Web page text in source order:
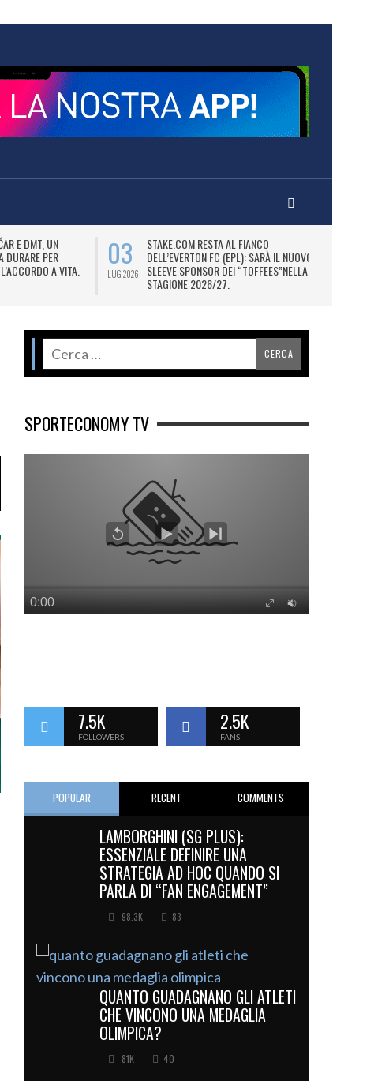
E DMT, UN
DURARE PER
A VITA.
03
LUG 2026
STAKE.COM RESTA AL FIANCO
DELL’EVERTON FC (EPL): SARÀ IL NUOVO
SLEEVE SPONSOR DEI “TOFFEES”NELLA
STAGIONE 2026/27.
SPORTECONOMY TV
7.5K
FOLLOWERS
2.5K
FANS
POPULAR RECENT COMMENTS
LAMBORGHINI (SG PLUS):
ESSENZIALE DEFINIRE UNA
STRATEGIA AD HOC QUANDO SI
PARLA DI “FAN ENGAGEMENT”
98.3K 83
QUANTO GUADAGNANO GLI ATLETI
CHE VINCONO UNA MEDAGLIA
OLIMPICA?
81K 40